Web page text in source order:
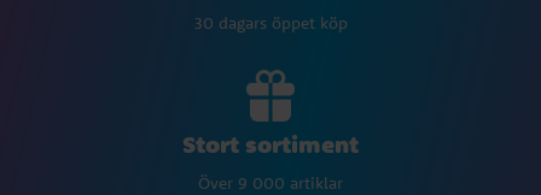
30 dagars öppet köp
Stort sortiment
Över 9 000 artiklar